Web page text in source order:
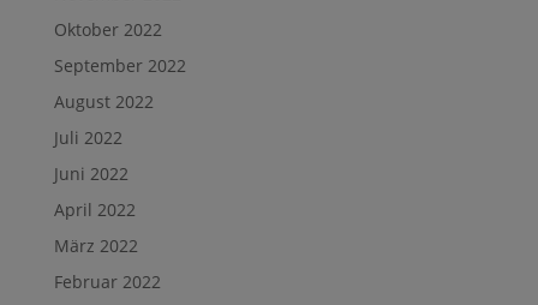
Oktober 2022
September 2022
August 2022
Juli 2022
Juni 2022
April 2022
März 2022
Februar 2022